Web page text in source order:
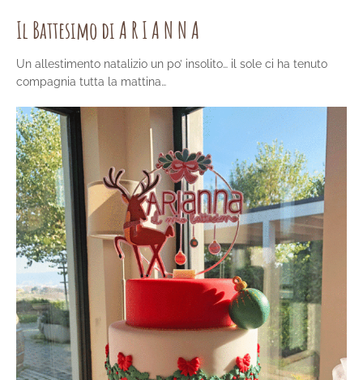
Il Battesimo di A R I A N N A
Un allestimento natalizio un po’ insolito… il sole ci ha tenuto
compagnia tutta la mattina…